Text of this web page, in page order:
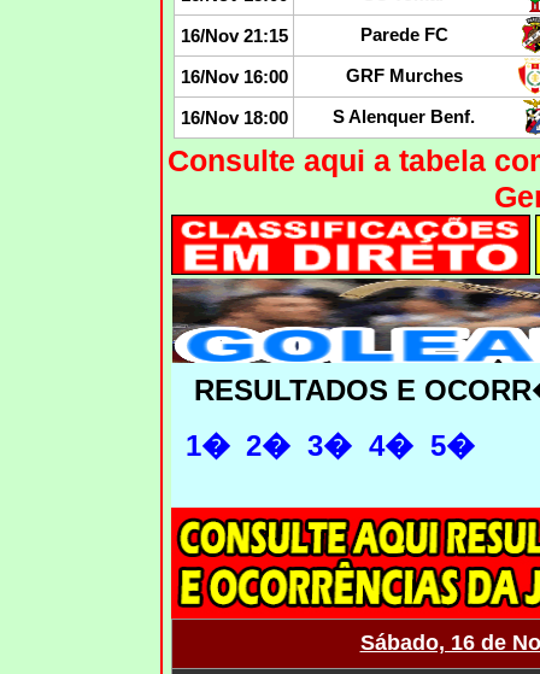
16/Nov 21:15 Parede FC
16/Nov 16:00 GRF Murches
16/Nov 18:00 S Alenquer Benf.
Consulte aqui a tabela
RESULTADOS E
1� 2� 3� 4� 5�
Sábado, 16 de